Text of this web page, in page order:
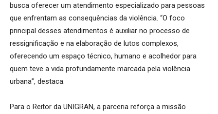
busca oferecer um atendimento especializado para pessoas
que enfrentam as consequências da violência. “O foco
principal desses atendimentos é auxiliar no processo de
ressignificação e na elaboração de lutos complexos,
oferecendo um espaço técnico, humano e acolhedor para
quem teve a vida profundamente marcada pela violência
urbana”, destaca.
Para o Reitor da UNIGRAN, a parceria reforça a missão